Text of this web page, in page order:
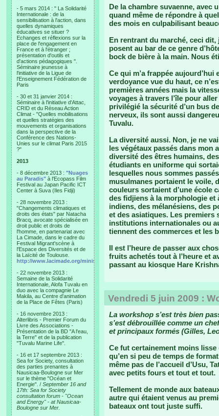
- 5 mars 2014 : " La Solidarité
Internationale : de la
sensibilisation à l'action, dans
quelles dynamiques
éducatives se situer ?
Echanges et réflexions sur la
place de l'engagement en
France et à l'étranger ;
présentation d'outils et
d'actions pédagogiques ".
Séminaire jeunesse à
l'initiative de la Ligue de
l'Enseignement Fédération de
Paris
- 30 et 31 janvier 2014 :
Séminaire à l'initiative d'Attac,
CRID et du Réseau Action
Climat - "Quelles mobilisations
et quelles stratégies des
mouvements et organisations
dans la perspective de la
Conférence des Nations-
Unies sur le climat Paris 2015
?"
2013
- 8 décembre 2013 : "Nuages
au Paradis" à l'Ecopass Film
Festival au Japan Pacific ICT
Center à Suva (Iles Fidji)
- 28 novembre 2013 :
"Changements climatiques et
droits des états" par Natacha
Bracq, avocate spécialisée en
droit public et droits de
l'homme, en partenariat avec
La Cimade, dans le cadre du
Festival Migrant'scène à
l'Espace des Diversités et de
la Laïcité de Toulouse.
http://www.lacimade.org/minisites/migrantscene
- 22 novembre 2013 :
Semaine de la Solidarité
Internationale, Alofa Tuvalu en
duo avec la compagnie Le
Makila, au Centre d'animation
de la Place de Fêtes (Paris)
- 16 novembre 2013 :
Alterlibris - Premier Forum du
Livre des Associations -
Présentation de la BD "A l'eau,
la Terre" et de la publication
"Tuvalu Marine Life".
- 16 et 17 septembre 2013 :
Sea for Society, consultation
des parties prenantes à
Nausicaa-Boulogne sur Mer
sur le thème "Océan et
Energie". / September 16 and
17th: Sea for Society
consultation forum - "Ocean
and Energy" - at Nausicaa-
Boulogne sur Mer.
De la chambre suvaenne, avec
quand même de répondre à
des mois en culpabilisant
En rentrant du marché, ceci dit,
posent au bar de ce genre
bock de bière à la main. Nous
Ce qui m’a frappée
verdoyance vue du haut, ce
premières années mais la
voyages à travers l’île pour
privilégié la sécurité d’un bus
nerveux, ils sont aussi
Tuvalu.
La diversité aussi. Non, je ne
les végétaux passés dans mon
diversité des êtres humains,
étudiants en uniforme qui
lesquelles nous sommes
musulmanes portaient le voile,
couleurs sortaient d’une école
des fidjiens à la morphologie
indiens, des mélanésiens, des
et des asiatiques. Les
institutions internationales ou
tiennent des commerces et les
Il est l’heure de passer aux
fruits achetés tout à l’heure et
passant au kiosque Hare
Vendredi 5 juin 2009 :
La workshop s’est très bien
s’est débrouillée comme un
et principaux formés (Gilles,
Ce fut certainement moins lisse
qu’en si peu de temps de
même pas de l’accueil d’Usu,
avec petits fours et tout et tout.
Tellement de monde aux
autre qui étaient venus au
bateaux ont tout juste suffi.